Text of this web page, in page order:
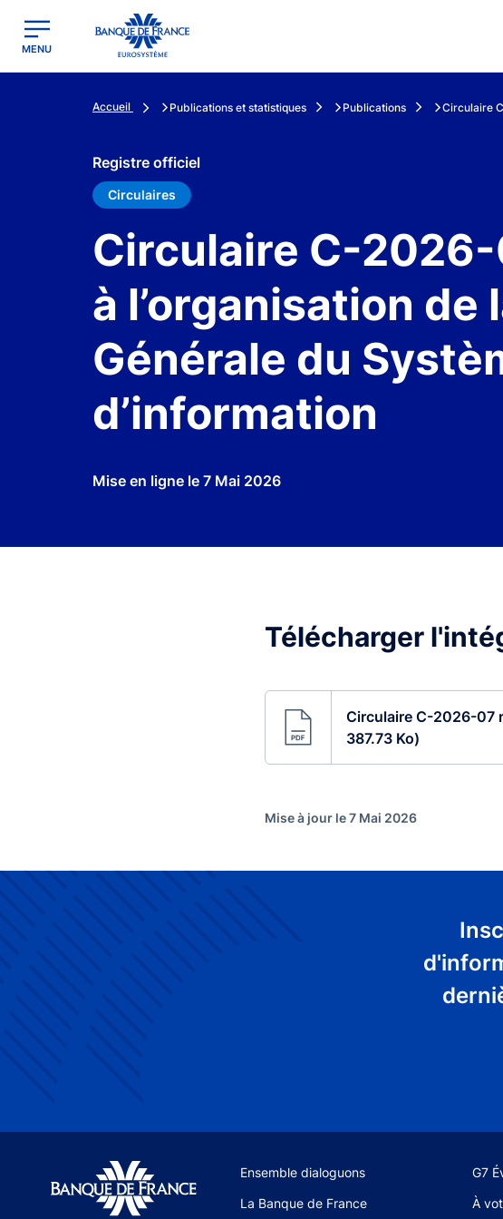
Banque de France - Menu Principal
MENU
Accueil Publications et statistiques Publications Circulaire
Registre officiel
Circulaires
Circulaire C-
à l’organisation de
Générale du
d’information
Mise en ligne le 7 Mai 2026
Télécharger
Circulaire C-2026-07
387.73 Ko)
Mise à jour le 7 Mai 2026
Site navigation
Ensemble dialoguons G7
La Banque de France À